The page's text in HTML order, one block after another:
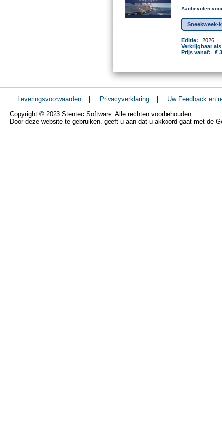
Aanbevolen
Sneekweek-
Editie:
2026
Verkrijgbaar
Prijs vanaf:
€
Leveringsvoorwaarden Privacyverklaring
Uw Feedback en
Copyright © 2023 Stentec Software. Alle rechten voorbehouden.
Door deze website te gebruiken, geeft u aan dat u akkoord gaat met de